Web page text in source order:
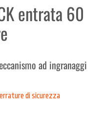
entrata 60
ad ingranaggi
di sicurezza